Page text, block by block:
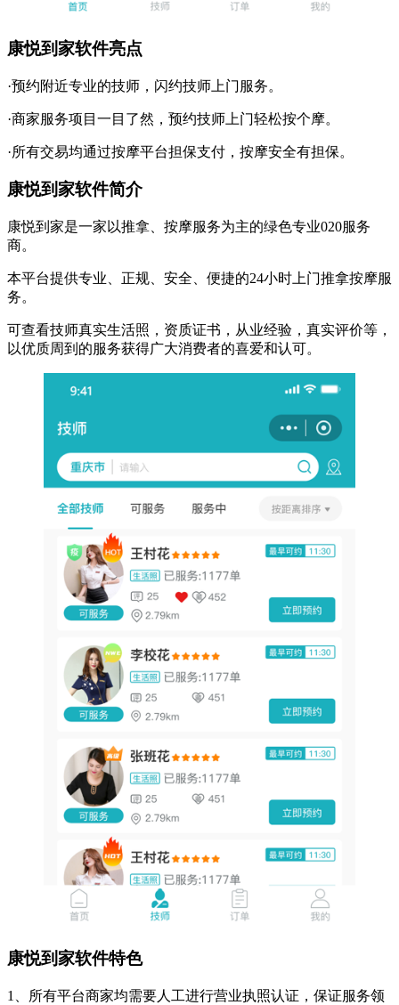
康悦到家软件亮点
·预约附近专业的技师，闪约技师上门服务。
·商家服务项目一目了然，预约技师上门轻松按个摩。
·所有交易均通过按摩平台担保支付，按摩安全有担保。
康悦到家软件简介
康悦到家是一家以推拿、按摩服务为主的绿色专业020服务
商。
本平台提供专业、正规、安全、便捷的24小时上门推拿按摩服
务。
可查看技师真实生活照，资质证书，从业经验，真实评价等，
以优质周到的服务获得广大消费者的喜爱和认可。
康悦到家软件特色
1、所有平台商家均需要人工进行营业执照认证，保证服务领